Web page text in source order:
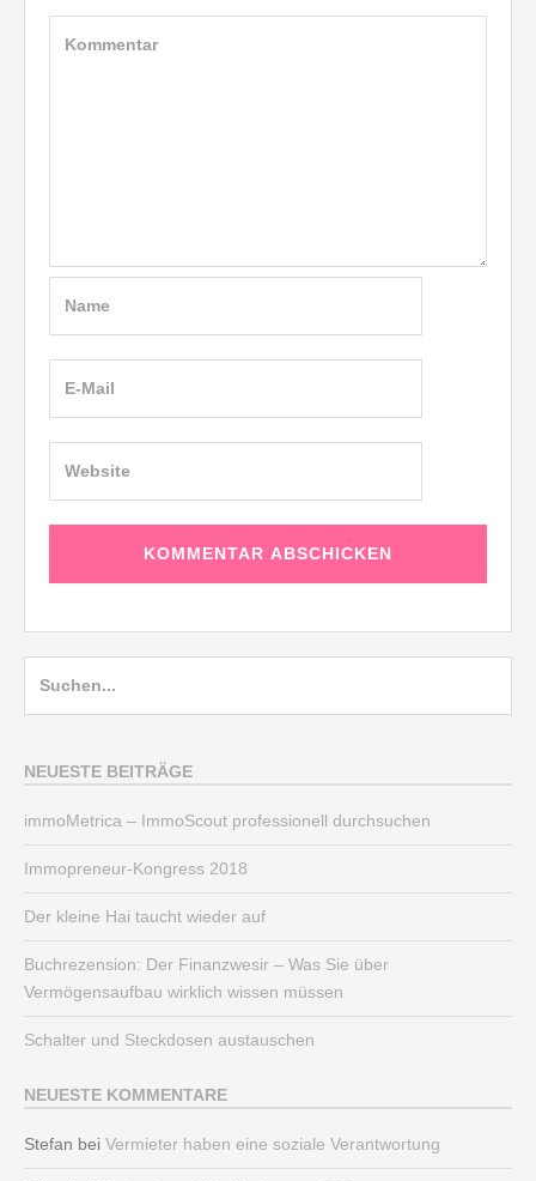
NEUESTE BEITRÄGE
immoMetrica – ImmoScout professionell durchsuchen
Immopreneur-Kongress 2018
Der kleine Hai taucht wieder auf
Buchrezension: Der Finanzwesir – Was Sie über
Vermögensaufbau wirklich wissen müssen
Schalter und Steckdosen austauschen
NEUESTE KOMMENTARE
Stefan bei Vermieter haben eine soziale Verantwortung